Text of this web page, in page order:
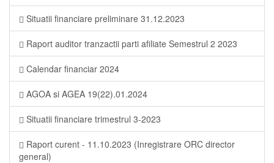
Situatii financiare preliminare 31.12.2023
Raport auditor tranzactii parti afiliate Semestrul 2 2023
Calendar financiar 2024
AGOA si AGEA 19(22).01.2024
Situatii financiare trimestrul 3-2023
Raport curent - 11.10.2023 (Inregistrare ORC director
general)